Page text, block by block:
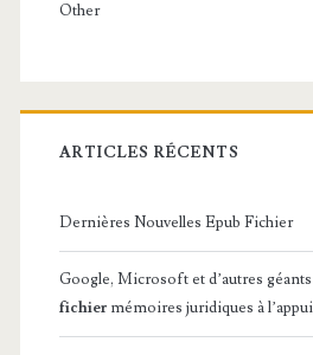
Other
ARTICLES RÉCENTS
Dernières Nouvelles Epub Fichier
Google, Microsoft et d’autres
fichier mémoires juridiques à l’appui